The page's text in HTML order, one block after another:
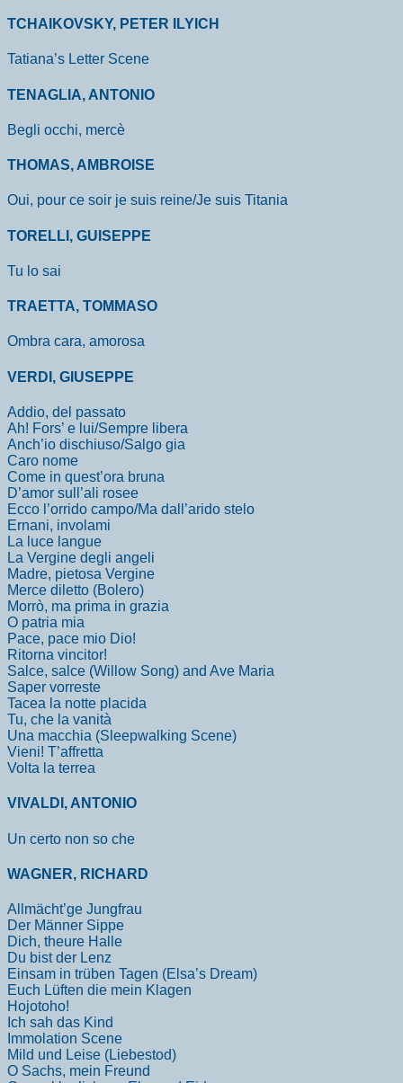
TCHAIKOVSKY, PETER ILYICH
Tatiana’s Letter Scene
TENAGLIA, ANTONIO
Begli occhi, mercè
THOMAS, AMBROISE
Oui, pour ce soir je suis reine/Je suis Titania
TORELLI, GUISEPPE
Tu lo sai
TRAETTA, TOMMASO
Ombra cara, amorosa
VERDI, GIUSEPPE
Addio, del passato
Ah! Fors’ e lui/Sempre libera
Anch’io dischiuso/Salgo gia
Caro nome
Come in quest’ora bruna
D’amor sull’ali rosee
Ecco l’orrido campo/Ma dall’arido stelo
Ernani, involami
La luce langue
La Vergine degli angeli
Madre, pietosa Vergine
Merce diletto (Bolero)
Morrò, ma prima in grazia
O patria mia
Pace, pace mio Dio!
Ritorna vincitor!
Salce, salce (Willow Song) and Ave Maria
Saper vorreste
Tacea la notte placida
Tu, che la vanità
Una macchia (Sleepwalking Scene)
Vieni! T’affretta
Volta la terrea
VIVALDI, ANTONIO
Un certo non so che
WAGNER, RICHARD
Allmächt’ge Jungfrau
Der Männer Sippe
Dich, theure Halle
Du bist der Lenz
Einsam in trüben Tagen (Elsa’s Dream)
Euch Lüften die mein Klagen
Hojotoho!
Ich sah das Kind
Immolation Scene
Mild und Leise (Liebestod)
O Sachs, mein Freund